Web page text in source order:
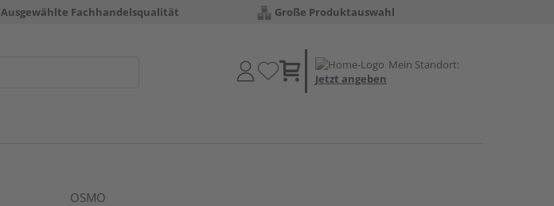
Ausgewählte Fachhandelsqualität Große Produktauswahl
Mein Standort:
Jetzt angeben
OSMO